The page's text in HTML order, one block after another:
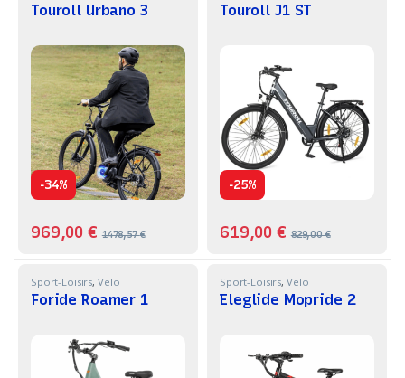
Touroll Urbano 3
-34%
969,00€ 1478,57€
Touroll J1 ST
-25%
619,00€ 829,00€
Sport-Loisirs, Velo
Foride Roamer 1
Sport-Loisirs, Velo
Eleglide Mopride 2